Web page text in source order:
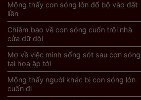
Mộng thấy con sóng lớn đổ bộ vào đất
liền
Chiêm bao về con sóng cuốn trôi nhà
cửa dữ dội
Mơ về việc mình sống sót sau cơn sóng
tai họa ập tới
Mộng thấy người khác bị con sóng lớn
cuốn đi